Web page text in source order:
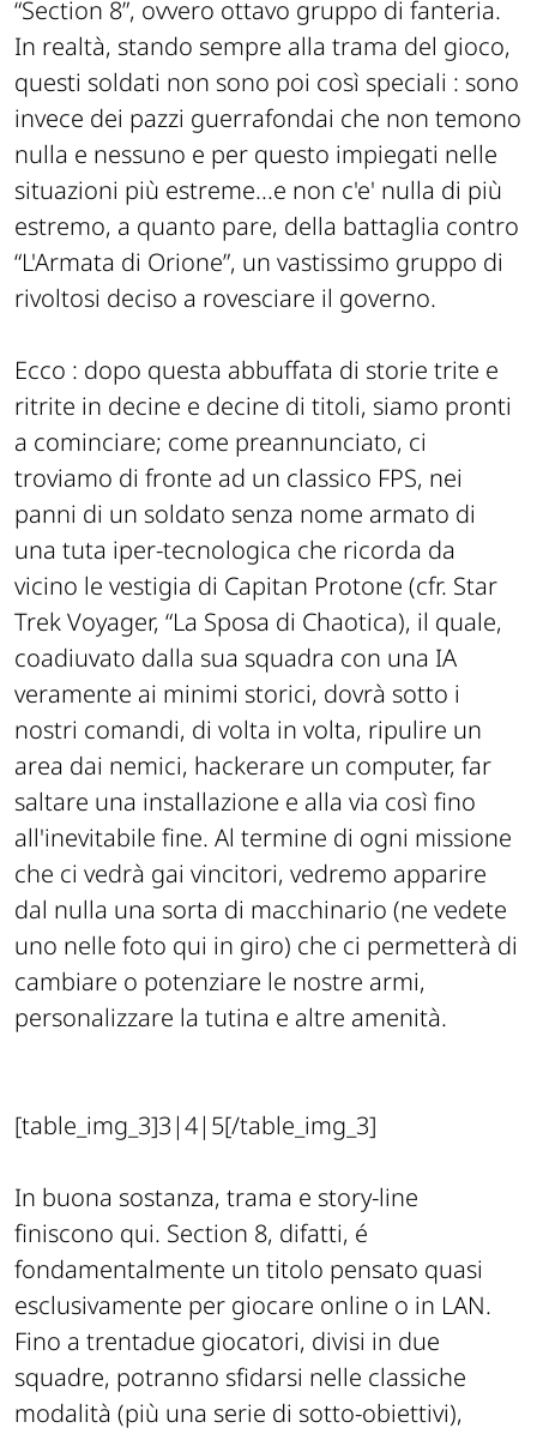
“Section 8”, ovvero ottavo gruppo di fanteria.
In realtà, stando sempre alla trama del gioco,
questi soldati non sono poi così speciali : sono
invece dei pazzi guerrafondai che non temono
nulla e nessuno e per questo impiegati nelle
situazioni più estreme...e non c'e' nulla di più
estremo, a quanto pare, della battaglia contro
“L'Armata di Orione”, un vastissimo gruppo di
rivoltosi deciso a rovesciare il governo.
Ecco : dopo questa abbuffata di storie trite e
ritrite in decine e decine di titoli, siamo pronti
a cominciare; come preannunciato, ci
troviamo di fronte ad un classico FPS, nei
panni di un soldato senza nome armato di
una tuta iper-tecnologica che ricorda da
vicino le vestigia di Capitan Protone (cfr. Star
Trek Voyager, “La Sposa di Chaotica), il quale,
coadiuvato dalla sua squadra con una IA
veramente ai minimi storici, dovrà sotto i
nostri comandi, di volta in volta, ripulire un
area dai nemici, hackerare un computer, far
saltare una installazione e alla via così fino
all'inevitabile fine. Al termine di ogni missione
che ci vedrà gai vincitori, vedremo apparire
dal nulla una sorta di macchinario (ne vedete
uno nelle foto qui in giro) che ci permetterà di
cambiare o potenziare le nostre armi,
personalizzare la tutina e altre amenità.
[table_img_3]3|4|5[/table_img_3]
In buona sostanza, trama e story-line
finiscono qui. Section 8, difatti, é
fondamentalmente un titolo pensato quasi
esclusivamente per giocare online o in LAN.
Fino a trentadue giocatori, divisi in due
squadre, potranno sfidarsi nelle classiche
modalità (più una serie di sotto-obiettivi),